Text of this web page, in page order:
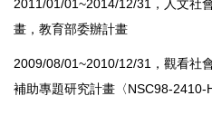
2011/01/01~2014/12/31，人文社
畫，教育部委辦計畫
2009/08/01~2010/12/31，觀看社
補助專題研究計畫〈NSC98-2410-